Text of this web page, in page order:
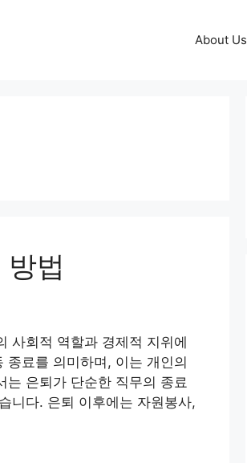
About Us
법
사회적 역할과 경제적 지위에
료를 의미하며, 이는 개인의
는 은퇴가 단순한 직무의 종료
니다. 은퇴 이후에는 자원봉사,